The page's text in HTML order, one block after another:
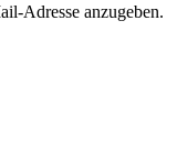
Adresse anzugeben.